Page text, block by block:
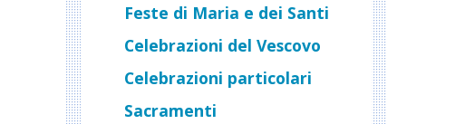
Feste di Maria e dei Santi
Celebrazioni del Vescovo
Celebrazioni particolari
Sacramenti